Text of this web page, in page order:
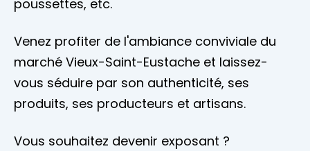
poussettes, etc.
Venez profiter de l'ambiance conviviale du
marché Vieux-Saint-Eustache et laissez-
vous séduire par son authenticité, ses
produits, ses producteurs et artisans.
Vous souhaitez devenir exposant ?